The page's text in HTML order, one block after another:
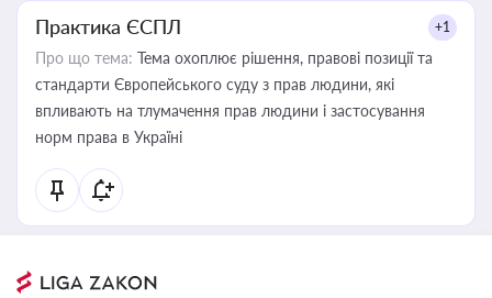
Практика ЄСПЛ +1
Про що тема: Тема охоплює рішення, правові позиції та
стандарти Європейського суду з прав людини, які
впливають на тлумачення прав людини і застосування
норм права в Україні